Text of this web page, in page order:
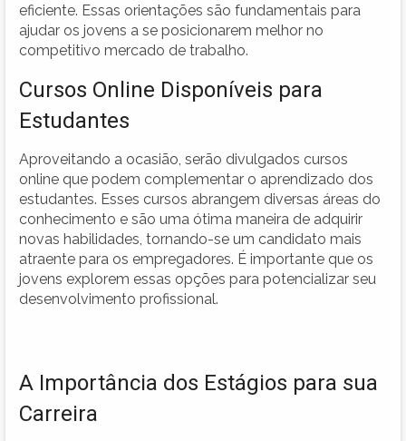
eficiente. Essas orientações são fundamentais para
ajudar os jovens a se posicionarem melhor no
competitivo mercado de trabalho.
Cursos Online Disponíveis para
Estudantes
Aproveitando a ocasião, serão divulgados cursos
online que podem complementar o aprendizado dos
estudantes. Esses cursos abrangem diversas áreas do
conhecimento e são uma ótima maneira de adquirir
novas habilidades, tornando-se um candidato mais
atraente para os empregadores. É importante que os
jovens explorem essas opções para potencializar seu
desenvolvimento profissional.
A Importância dos Estágios para sua
Carreira